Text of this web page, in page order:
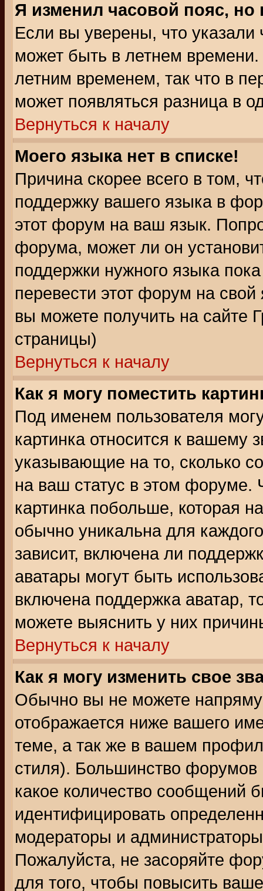
Я изменил часовой пояс,
Если вы уверены, что указали
может быть в летнем
летним временем, так что в
может появляться разница в
Вернуться к началу
Моего языка нет в списке!
Причина скорее всего в том,
поддержку вашего языка в
этот форум на ваш язык.
форума, может ли он
поддержки нужного языка
перевести этот форум на
вы можете получить на сайте
страницы)
Вернуться к началу
Как я могу поместить
Под именем пользователя
картинка относится к вашему
указывающие на то, сколько
на ваш статус в этом форуме.
картинка побольше, которая
обычно уникальна для
зависит, включена ли
аватары могут быть
включена поддержка аватар,
можете выяснить у них
Вернуться к началу
Как я могу изменить свое
Обычно вы не можете
отображается ниже вашего
теме, а так же в вашем
стиля). Большинство форумов
какое количество сообщений
идентифицировать
модераторы и
Пожалуйста, не засоряйте
для того, чтобы повысить